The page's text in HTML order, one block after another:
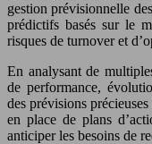
gestion prévisionnelle
prédictifs basés sur le
risques de turnover et
En analysant de
de performance,
des prévisions
en place de plans
anticiper les besoins de